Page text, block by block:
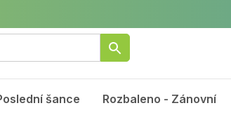
šance Rozbaleno - Zánovní